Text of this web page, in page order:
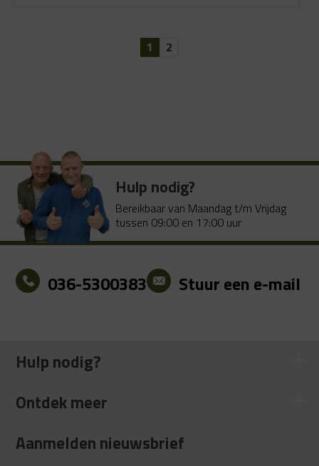
1 2
Hulp nodig?
Bereikbaar van Maandag t/m Vrijdag
tussen 09:00 en 17:00 uur
036-5300383 Stuur een e-mail
Hulp nodig?
Ontdek meer
Aanmelden nieuwsbrief